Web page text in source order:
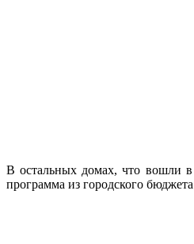
В остальных домах, что вошли в
программа из городского